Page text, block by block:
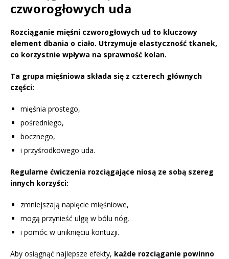
czworogłowych uda
Rozciąganie mięśni czworogłowych ud to kluczowy
element dbania o ciało. Utrzymuje elastyczność tkanek,
co korzystnie wpływa na sprawność kolan.
Ta grupa mięśniowa składa się z czterech głównych
części:
mięśnia prostego,
pośredniego,
bocznego,
i przyśrodkowego uda.
Regularne ćwiczenia rozciągające niosą ze sobą szereg
innych korzyści:
zmniejszają napięcie mięśniowe,
mogą przynieść ulgę w bólu nóg,
i pomóc w uniknięciu kontuzji.
Aby osiągnąć najlepsze efekty, każde rozciąganie powinno